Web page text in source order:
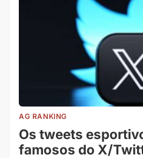
AG RANKING
Os tweets
famosos do X/